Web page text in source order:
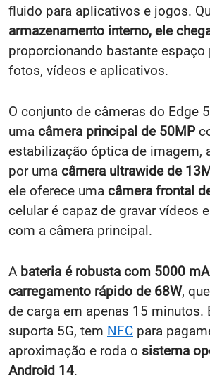
fluido para aplicativos e jogos.
armazenamento interno, ele
proporcionando bastante espaço
fotos, vídeos e aplicativos.
O conjunto de câmeras do Edge
uma câmera principal de 50MP
estabilização óptica de imagem,
por uma câmera ultrawide de
ele oferece uma câmera frontal
celular é capaz de gravar vídeos
com a câmera principal.
A bateria é robusta com 5000
carregamento rápido de 68W,
de carga em apenas 15 minutos.
suporta 5G, tem NFC para
aproximação e roda o sistema
Android 14.